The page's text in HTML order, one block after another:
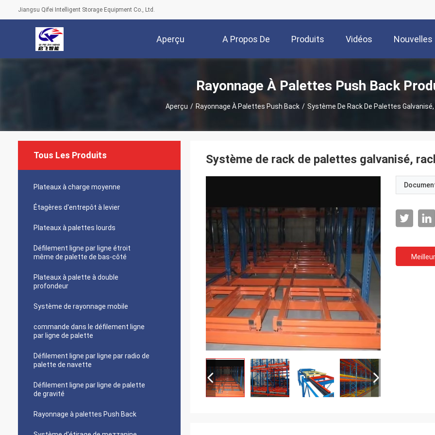
Jiangsu Qifei Intelligent Storage Equipment Co., Ltd.
Aperçu A Propos De
Nous
Produits Vidéos Nouvelles
Rayonnage À Palettes Push Back
Aperçu / Rayonnage À Palettes Push Back / Système De Rack De Palettes
Tous Les Produits
Plateaux à charge moyenne
Étagères d'entrepôt à levier
Plateaux à palettes lourds
Défilement ligne par ligne étroit
même de palette de bas-côté
Plateaux à palette à double
profondeur
Système de rayonnage mobile
commande dans le défilement ligne
par ligne de palette
Défilement ligne par ligne par radio de
palette de navette
Défilement ligne par ligne de palette
de gravité
Rayonnage à palettes Push Back
Système de rack de palettes galvanisé,